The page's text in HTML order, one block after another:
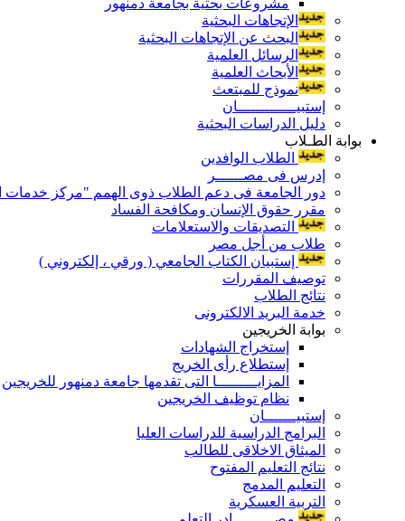
الإتجاهات البحثية
البحث عن الإتجاهات البحثية
الرسائل العلمية
الأبحاث العلمية
نموذج للمبتعث
إستبيـــــــــــــان
دليل الدراسات البحثية
بوابة الطـلاب
الطلاب الوافدين
إدرس فى مصــــــر
دور الجامعة فى دعم الطلاب ذوى الهمم "مركز خدمات
مقرر حقوق الإنسان ومكافحة الفساد
التصديقات والاستعلامات
طلاب من أجل مصر
إستبيان الكتاب الجامعي ( ورقي ، إلكتروني )
توصيف المقررات
نتائج الطلاب
خدمة البريد الالكترونى
بوابة الخريجين
إستخراج الشهادات
إستطلاع رأى الخريج
المزايـــــــــا التى تقدمها جامعة دمنهور للخريجين
نظام توظيف الخريجين
إستبيـــــــان
البرامج الدراسية للدراسات العليا
الميثاق الاخلاقى للطالب
نتائج التعليم المفتوح
التعليم المدمج
التربية العسكرية